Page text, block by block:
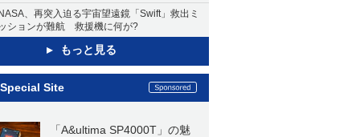
、再突入迫る宇宙望遠鏡「Swift」救出ミ
ションが難航 救援機に何が?
もっと見る
Special Site
「A&ultima SP4000T」の魅